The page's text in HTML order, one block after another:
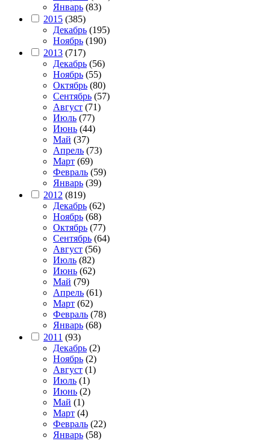
Январь (83)
2015 (385)
Декабрь (195)
Ноябрь (190)
2013 (717)
Декабрь (56)
Ноябрь (55)
Октябрь (80)
Сентябрь (57)
Август (71)
Июль (77)
Июнь (44)
Май (37)
Апрель (73)
Март (69)
Февраль (59)
Январь (39)
2012 (819)
Декабрь (62)
Ноябрь (68)
Октябрь (77)
Сентябрь (64)
Август (56)
Июль (82)
Июнь (62)
Май (79)
Апрель (61)
Март (62)
Февраль (78)
Январь (68)
2011 (93)
Декабрь (2)
Ноябрь (2)
Август (1)
Июль (1)
Июнь (2)
Май (1)
Март (4)
Февраль (22)
Январь (58)